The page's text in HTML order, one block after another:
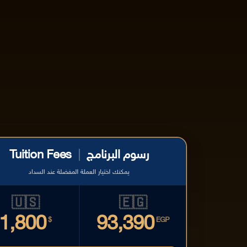
Tuition Fees رسوم البرنامج
يمكنك اختيار العملة المفضلة عند السداد
🇺🇸
1,800 $
🇪🇬
93,390 EGP